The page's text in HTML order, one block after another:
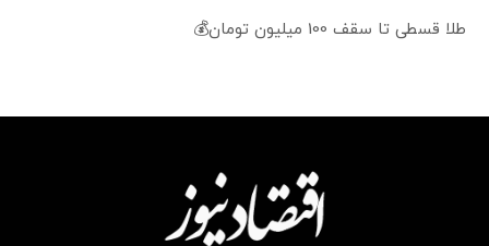
طلا قسطی تا سقف 100 میلیون تومان💰